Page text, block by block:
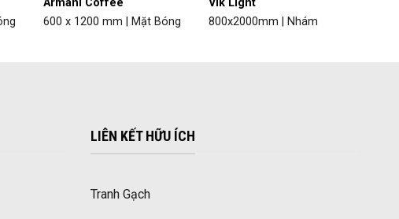
600 x 1200 mm | Mặt Bóng
800x2000mm | Nhám
LIÊN KẾT HỮU ÍCH
Tranh Gạch